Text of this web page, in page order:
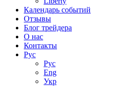
Календарь событий
Отзывы
Блог трейдера
О нас
Контакты
Рус
Рус
Eng
Укр